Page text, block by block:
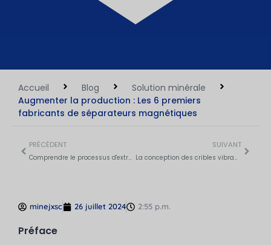
Accueil Blog
Solution minérale
Augmenter la production : Les 6 premiers
fabricants de séparateurs magnétiques
PRÉCÉDENT
Comprendre le processus d'extraction de l'or : Un guide complet
SUIVANT
La conception des cribles vibrants démystifiée : Types et avantages
minejxsc 26 juillet 2024 2:55 p.m.
Préface